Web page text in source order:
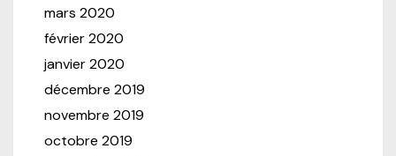
mars 2020
février 2020
janvier 2020
décembre 2019
novembre 2019
octobre 2019